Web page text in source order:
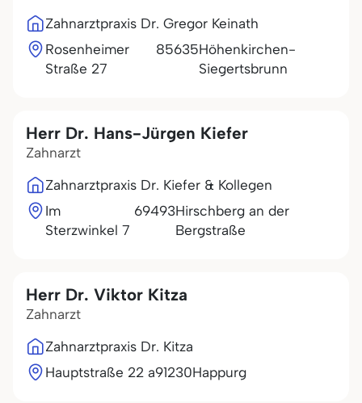
Zahnarztpraxis Dr. Gregor Keinath
Rosenheimer
Straße 27
85635Höhenkirchen-
Siegertsbrunn
Herr Dr. Hans-Jürgen Kiefer
Zahnarzt
Zahnarztpraxis Dr. Kiefer & Kollegen
Im
Sterzwinkel 7
69493Hirschberg an der
Bergstraße
Herr Dr. Viktor Kitza
Zahnarzt
Zahnarztpraxis Dr. Kitza
Hauptstraße 22 a91230Happurg